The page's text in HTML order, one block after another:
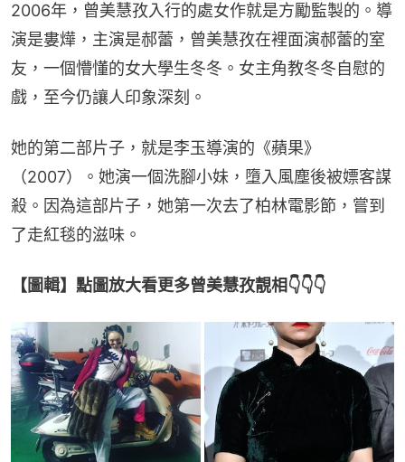
2006年，曾美慧孜入行的處女作就是方勵監製的。導
演是婁燁，主演是郝蕾，曾美慧孜在裡面演郝蕾的室
友，一個懵懂的女大學生冬冬。女主角教冬冬自慰的
戲，至今仍讓人印象深刻。
她的第二部片子，就是李玉導演的《蘋果》
（2007）。她演一個洗腳小妹，墮入風塵後被嫖客謀
殺。因為這部片子，她第一次去了柏林電影節，嘗到
了走紅毯的滋味。
【圖輯】點圖放大看更多曾美慧孜靚相👇👇👇